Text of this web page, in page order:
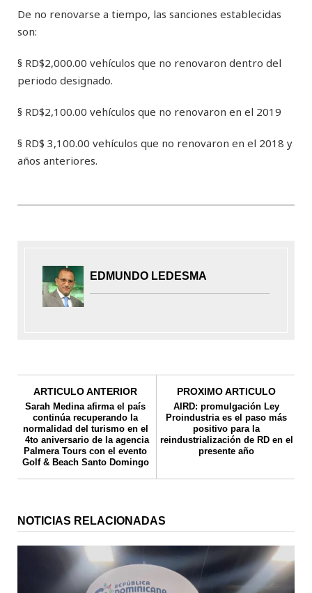
De no renovarse a tiempo, las sanciones establecidas
son:
§ RD$2,000.00 vehículos que no renovaron dentro del
periodo designado.
§ RD$2,100.00 vehículos que no renovaron en el 2019
§ RD$ 3,100.00 vehículos que no renovaron en el 2018 y
años anteriores.
EDMUNDO LEDESMA
ARTICULO ANTERIOR
Sarah Medina afirma el país
continúa recuperando la
normalidad del turismo en el
4to aniversario de la agencia
Palmera Tours con el evento
Golf & Beach Santo Domingo
PROXIMO ARTICULO
AIRD: promulgación Ley
Proindustria es el paso más
positivo para la
reindustrialización de RD en el
presente año
NOTICIAS RELACIONADAS